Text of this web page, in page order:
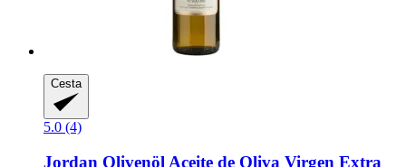
Cesta
5.0 (4)
Jordan Olivenöl Aceite de Oliva Virgen Extra